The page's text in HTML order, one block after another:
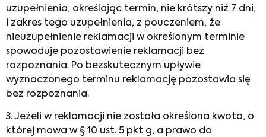
uzupełnienia, określając termin, nie krótszy niż 7 dni,
i zakres tego uzupełnienia, z pouczeniem, że
nieuzupełnienie reklamacji w określonym terminie
spowoduje pozostawienie reklamacji bez
rozpoznania. Po bezskutecznym upływie
wyznaczonego terminu reklamację pozostawia się
bez rozpoznania.
3. Jeżeli w reklamacji nie została określona kwota, o
której mowa w § 10 ust. 5 pkt g, a prawo do